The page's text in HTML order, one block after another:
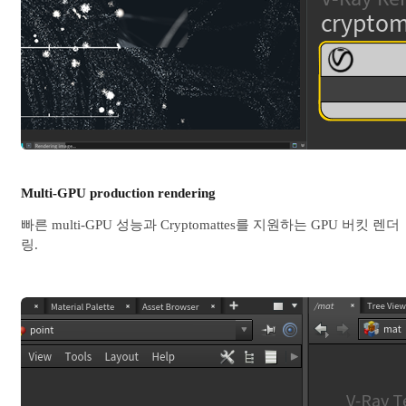
Multi-GPU production rendering
빠른 multi-GPU 성능과 Cryptomattes를 지원하는 GPU 버킷 렌더
링.